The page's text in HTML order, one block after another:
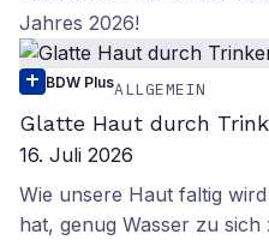
Jahres 2026!
BDW PlusALLGEMEIN
Glatte Haut durch
16. Juli 2026
Wie unsere Haut faltig
hat, genug Wasser zu